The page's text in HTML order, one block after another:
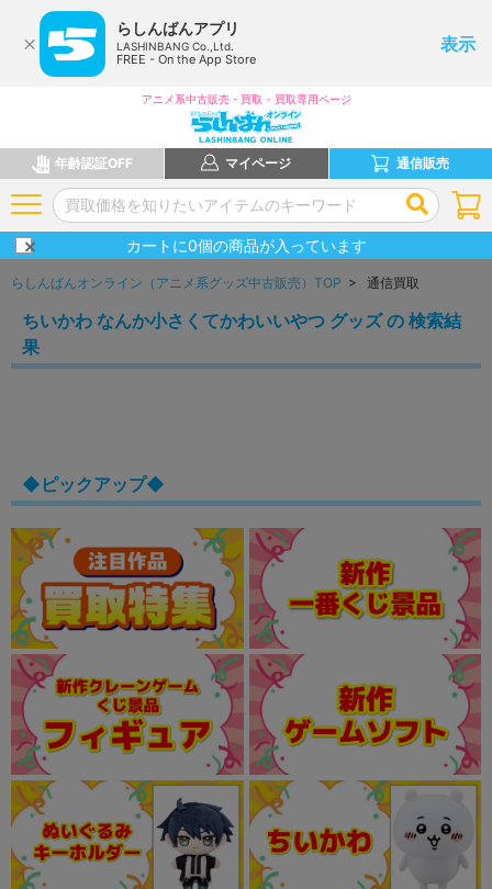
らしんばんアプリ
LASHINBANG Co.,Ltd.
FREE - On the App Store
表示
アニメ系中古販売・買取 - 買取専用ページ
年齢認証OFF マイページ 通信販売
カートに0個の商品が入っています
らしんばんオンライン（アニメ系グッズ中古販売）TOP > 通信買取
ちいかわ なんか小さくてかわいいやつ グッズ の 検索結
果
◆ピックアップ◆